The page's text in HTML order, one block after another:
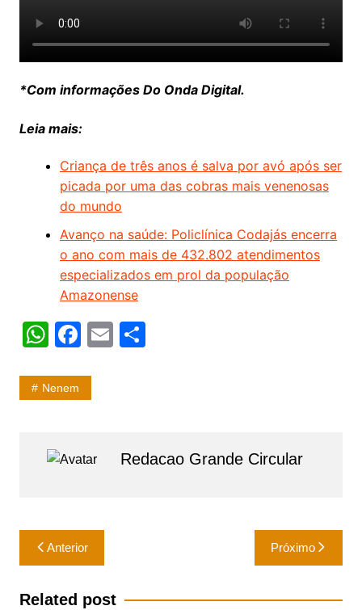
*Com informações Do Onda Digital.
Leia mais:
Criança de três anos é salva por avó após ser
picada por uma das cobras mais venenosas
do mundo
Avanço na saúde: Policlínica Codajás encerra
o ano com mais de 432.802 atendimentos
especializados em prol da população
Amazonense
W
at
p
F
c
o
E S
Nenem
Redacao Grande Circular
Navegação
de
Post
Anterior Próximo
Related post